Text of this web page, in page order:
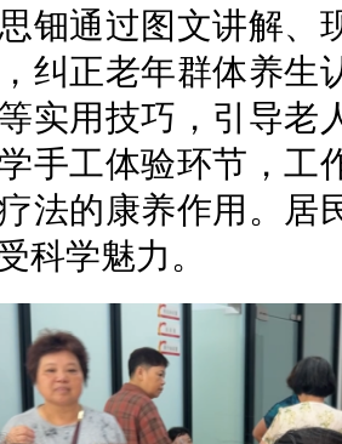
钿通过图文讲解、
纠正老年群体养生
实用技巧，引导老
手工体验环节，工
法的康养作用。居
科学魅力。